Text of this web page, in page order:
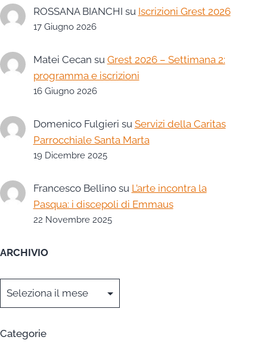
ROSSANA BIANCHI su Iscrizioni Grest 2026
17 Giugno 2026
Matei Cecan su Grest 2026 – Settimana 2:
programma e iscrizioni
16 Giugno 2026
Domenico Fulgieri su Servizi della Caritas
Parrocchiale Santa Marta
19 Dicembre 2025
Francesco Bellinosu L’arte incontra la
Pasqua: i discepoli di Emmaus
22 Novembre 2025
ARCHIVIO
Categorie